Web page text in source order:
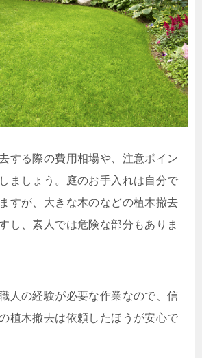
する際の費用相場や、注意ポイン
ましょう。庭のお手入れは自分で
すが、大きな木のなどの植木撤去
し、素人では危険な部分もありま
人の経験が必要な作業なので、信
植木撤去は依頼したほうが安心で